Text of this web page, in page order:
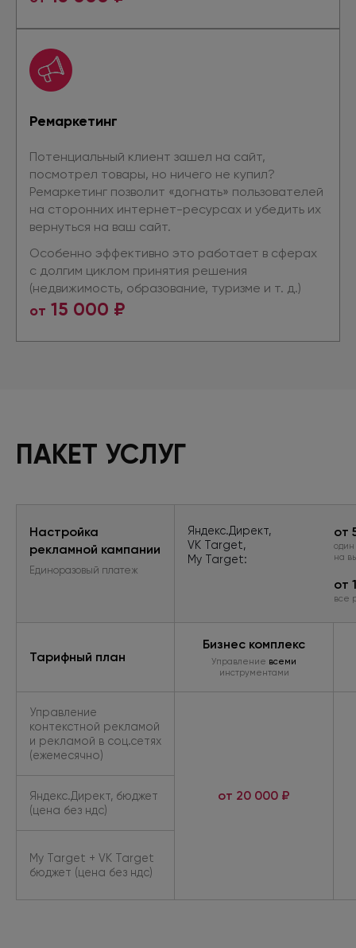
Ремаркетинг
Потенциальный клиент зашел на сайт,
посмотрел товары, но ничего не купил?
Ремаркетинг позволит «догнать» пользователей
на сторонних интернет-ресурсах и убедить их
вернуться на ваш сайт.
Особенно эффективно это работает в сферах
с долгим циклом принятия решения
(недвижимость, образование, туризме и т. д.)
от 15 000 ₽
ПАКЕТ УСЛУГ
Настройка
рекламной кампании
Единоразовый платеж
Яндекс.Директ,
VK Target,
My Target:
от
на
от
все
Тарифный план
Бизнес комплекс
Управление всеми
инструментами
Управление
контекстной рекламой
и рекламой в соц.сетях
(ежемесячно)
Яндекс.Директ, бюджет
(цена без ндс)
My Target + VK Target
бюджет (цена без ндс)
от 20 000 ₽